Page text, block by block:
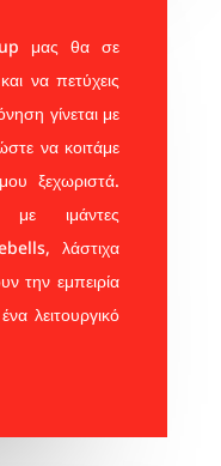
μας θα σε
να πετύχεις
γίνεται με
να κοιτάμε
ξεχωριστά.
ιμάντες
λάστιχα
την εμπειρία
λειτουργικό